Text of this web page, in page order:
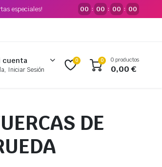
especiales! 00 : 00 : 00 : 00
cuenta
Iniciar Sesión
0 0 0 productos
0,00€
DE